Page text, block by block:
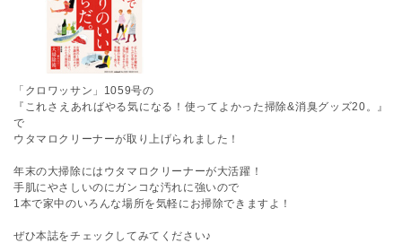
「クロワッサン」1059号の
『これさえあればやる気になる！使ってよかった掃除&消臭グッズ20。』
で
ウタマロクリーナーが取り上げられました！
年末の大掃除にはウタマロクリーナーが大活躍！
手肌にやさしいのにガンコな汚れに強いので
1本で家中のいろんな場所を気軽にお掃除できますよ！
ぜひ本誌をチェックしてみてください♪